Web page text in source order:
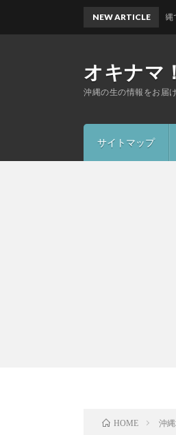
オキナマ
沖縄の生の情報をお届
サイトマップ
NEW ARTICLE
沖縄で安心のお墓掃
HOME 沖